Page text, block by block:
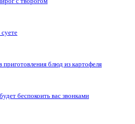
блюд из картофеля
беспокоить вас звонками